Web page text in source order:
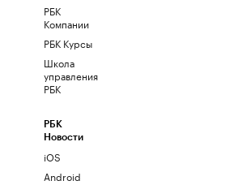
РБК
Компании
РБК Курсы
Школа
управления
РБК
РБК
Новости
iOS
Android